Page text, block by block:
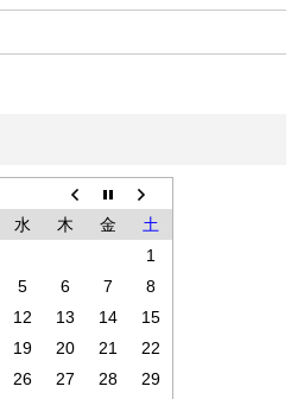
水 木 金
土
1
5 6 7
8
12 13 14
15
19 20 21
22
26 27 28
29